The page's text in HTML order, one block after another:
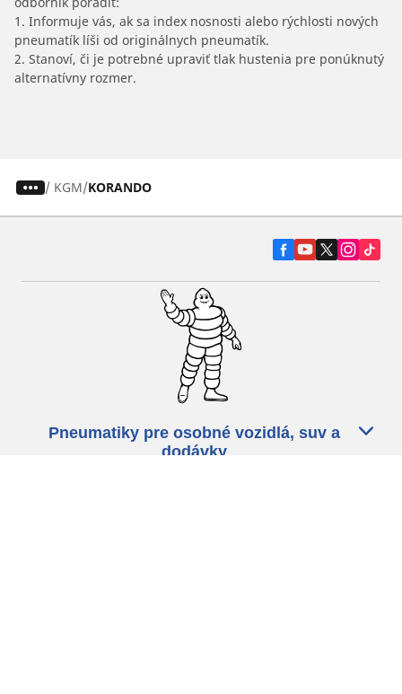
1. Informuje vás, ak sa index nosnosti alebo rýchlosti nových
pneumatík líši od originálnych pneumatík.
2. Stanoví, či je potrebné upraviť tlak hustenia pre ponúknutý
alternatívny rozmer.
/ KGM KORANDO
Pneumatiky pre osobné vozidlá, suv a
dodávky